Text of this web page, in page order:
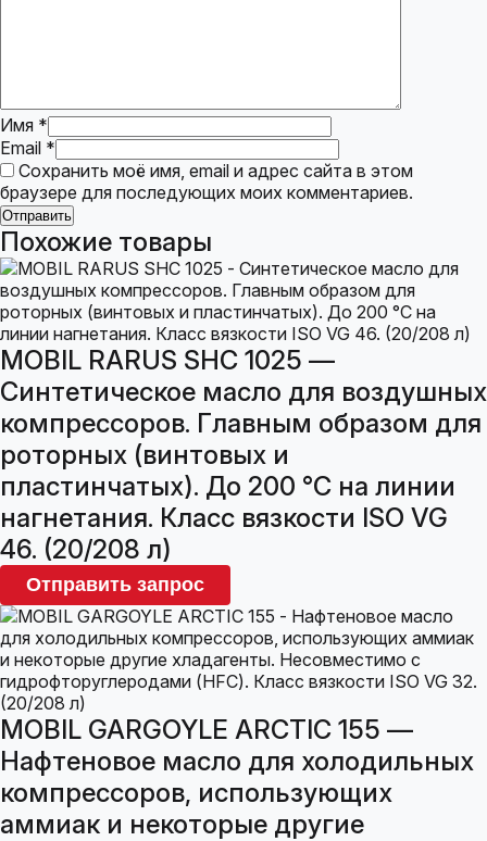
Имя *
Email *
Сохранить моё имя, email и адрес сайта в этом
браузере для последующих моих комментариев.
Похожие товары
MOBIL RARUS SHC 1025 —
Синтетическое масло для воздушных
компрессоров. Главным образом для
роторных (винтовых и
пластинчатых). До 200 °С на линии
нагнетания. Класс вязкости ISO VG
46. (20/208 л)
Отправить запрос
MOBIL GARGOYLE ARCTIC 155 —
Нафтеновое масло для холодильных
компрессоров, использующих
аммиак и некоторые другие